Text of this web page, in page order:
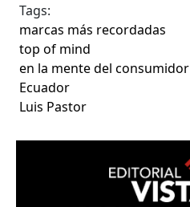
Tags:
marcas más recordadas
top of mind
en la mente del consumidor
Ecuador
Luis Pastor